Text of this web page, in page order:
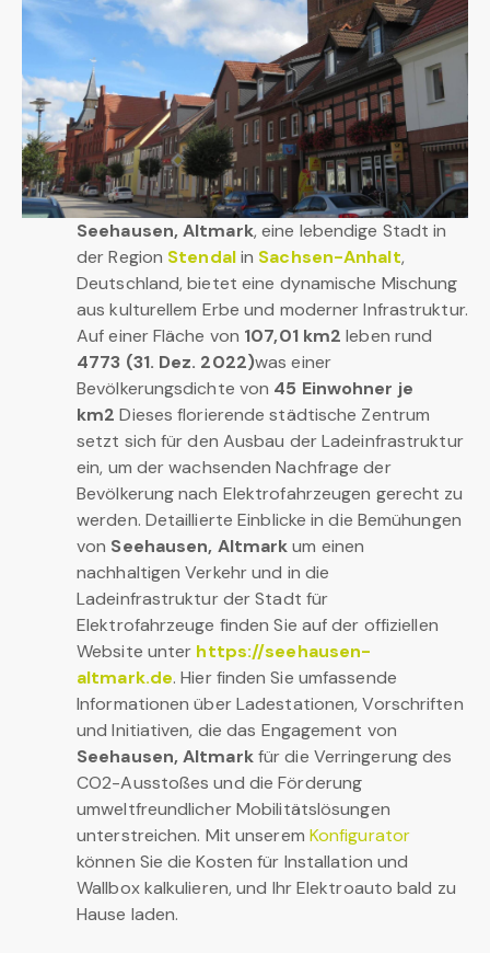
Seehausen, Altmark, eine lebendige Stadt in
der Region Stendalin Sachsen-Anhalt,
Deutschland, bietet eine dynamische Mischung
aus kulturellem Erbe und moderner Infrastruktur.
Auf einer Fläche von 107,01 km2 leben rund
4773 (31. Dez. 2022)was einer
Bevölkerungsdichte von 45 Einwohner je
km2 Dieses florierende städtische Zentrum
setzt sich für den Ausbau der Ladeinfrastruktur
ein, um der wachsenden Nachfrage der
Bevölkerung nach Elektrofahrzeugen gerecht zu
werden. Detaillierte Einblicke in die Bemühungen
von Seehausen, Altmarkum einen
nachhaltigen Verkehr und in die
Ladeinfrastruktur der Stadt für
Elektrofahrzeuge finden Sie auf der offiziellen
Website unter https://seehausen-
altmark.de. Hier finden Sie umfassende
Informationen über Ladestationen, Vorschriften
und Initiativen, die das Engagement von
Seehausen, Altmarkfür die Verringerung des
CO2-Ausstoßes und die Förderung
umweltfreundlicher Mobilitätslösungen
unterstreichen. Mit unserem Konfigurator
können Sie die Kosten für Installation und
Wallbox kalkulieren, und Ihr Elektroauto bald zu
Hause laden.